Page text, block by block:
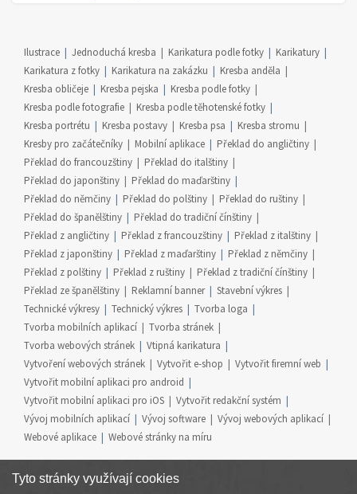
Ilustrace Jednoduchá kresba Karikatura podle fotky
Karikatury
Karikatura z fotky
Karikatura na zakázku
Kresba anděla
Kresba obličeje
Kresba pejska
Kresba podle fotky
Kresba podle fotografie
Kresba podle těhotenské fotky
Kresba portrétu
Kresba postavy Kresba psa
Kresba stromu
Kresby pro začátečníky
Mobilní aplikace
Překlad do angličtiny
Překlad do francouzštiny
Překlad do italštiny
Překlad do japonštiny
Překlad do maďarštiny
Překlad do němčiny
Překlad do polštiny
Překlad do ruštiny
Překlad do španělštiny
Překlad do tradiční čínštiny
Překlad z angličtiny
Překlad z francouzštiny
Překlad z italštiny
Překlad z japonštiny
Překlad z maďarštiny
Překlad z němčiny
Překlad z polštiny
Překlad z ruštiny
Překlad z tradiční čínštiny
Překlad ze španělštiny
Reklamní banner
Stavební výkres
Technické výkresy
Technický výkres
Tvorba loga
Tvorba mobilních aplikací
Tvorba stránek
Tvorba webových stránek
Vtipná karikatura
Vytvoření webových stránek
Vytvořit e-shop
Vytvořit firemní web
Vytvořit mobilní aplikaci pro android
Vytvořit mobilní aplikaci pro iOS
Vytvořit redakční systém
Vývoj mobilních aplikací
Vývoj software
Vývoj webových aplikací
Webové aplikace
Webové stránky na míru
Tyto stránky využívají cookies